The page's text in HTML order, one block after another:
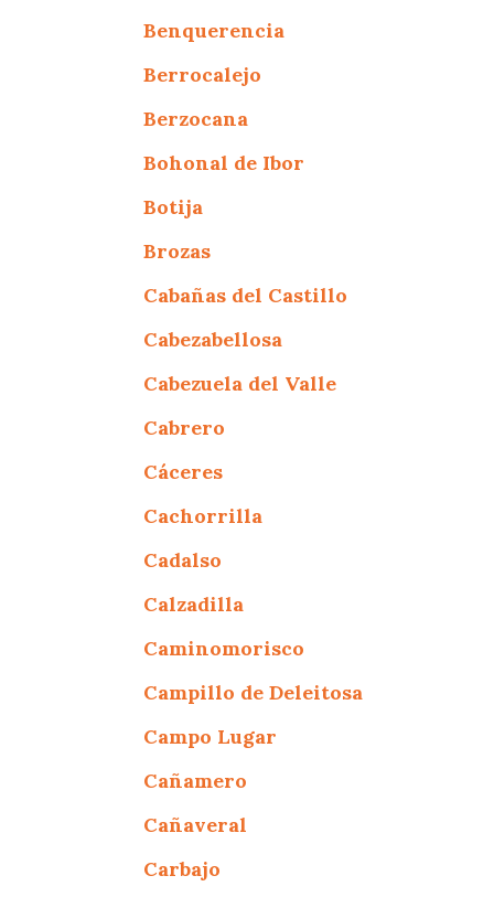
Benquerencia
Berrocalejo
Berzocana
Bohonal de Ibor
Botija
Brozas
Cabañas del Castillo
Cabezabellosa
Cabezuela del Valle
Cabrero
Cáceres
Cachorrilla
Cadalso
Calzadilla
Caminomorisco
Campillo de Deleitosa
Campo Lugar
Cañamero
Cañaveral
Carbajo